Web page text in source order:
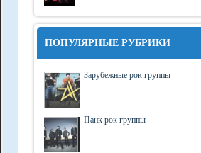
ПОПУЛЯРНЫЕ РУБРИКИ
Зарубежные рок группы
Панк рок группы